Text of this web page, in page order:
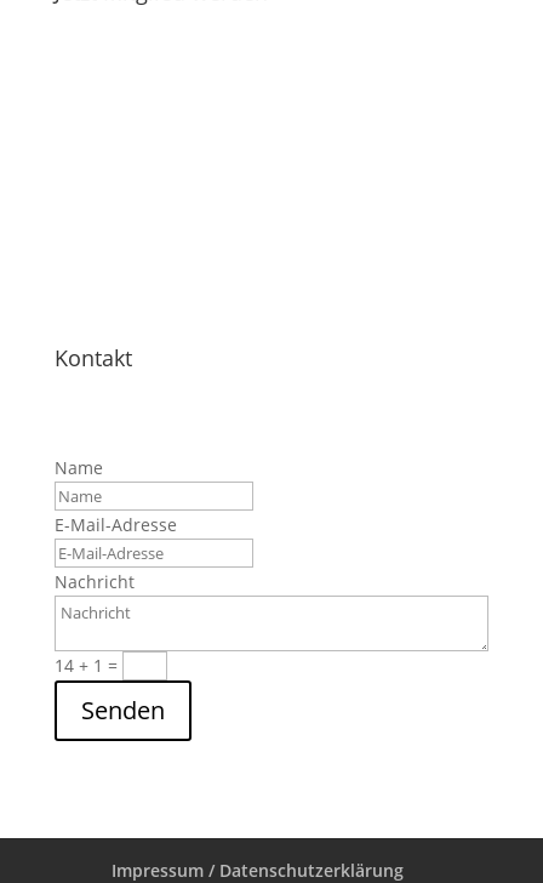
Kontakt
Name
E-Mail-Adresse
Nachricht
14 + 1 =
Senden
Impressum / Datenschutzerklärung